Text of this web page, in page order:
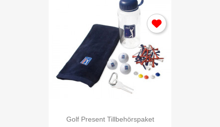
Golf Present Tillbehörspaket